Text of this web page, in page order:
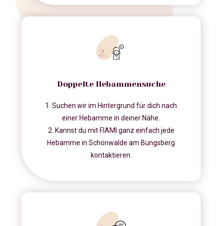
Doppelte Hebammensuche
1. Suchen wir im Hintergrund für dich nach
einer Hebamme in deiner Nähe.
2. Kannst du mit FIAMI ganz einfach jede
Hebamme in Schönwalde am Bungsberg
kontaktieren.